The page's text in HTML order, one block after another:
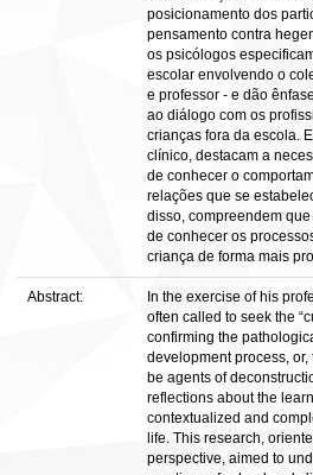
posicionamento dos
pensamento contra
os psicólogos
escolar envolvendo o
e professor - e dão
ao diálogo com os
crianças fora da escola.
clínico, destacam a
de conhecer o
relações que se
disso, compreendem
de conhecer os
criança de forma mais
Abstract:
In the exercise of his
often called to seek the
confirming the
development process,
be agents of
reflections about the
contextualized and
life. This research,
perspective, aimed to